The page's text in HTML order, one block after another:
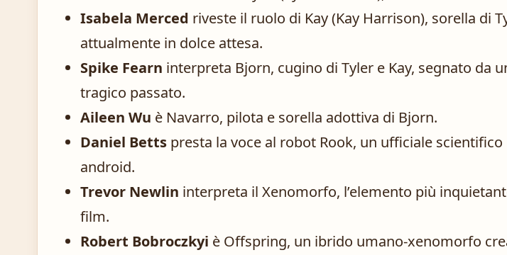
Isabela Merced riveste il ruolo di Kay (Kay Harrison), sorella di
attualmente in dolce attesa.
Spike Fearn interpreta Bjorn, cugino di Tyler e Kay, segnato da
tragico passato.
Aileen Wu è Navarro, pilota e sorella adottiva di Bjorn.
Daniel Betts presta la voce al robot Rook, un ufficiale scientifico
android.
Trevor Newlin interpreta il Xenomorfo, l’elemento più
film.
Robert Bobroczkyi è Offspring, un ibrido umano-xenomorfo